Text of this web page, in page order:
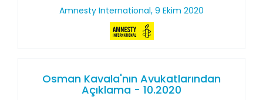
Amnesty International, 9 Ekim 2020
Osman Kavala'nın Avukatlarından
Açıklama - 10.2020